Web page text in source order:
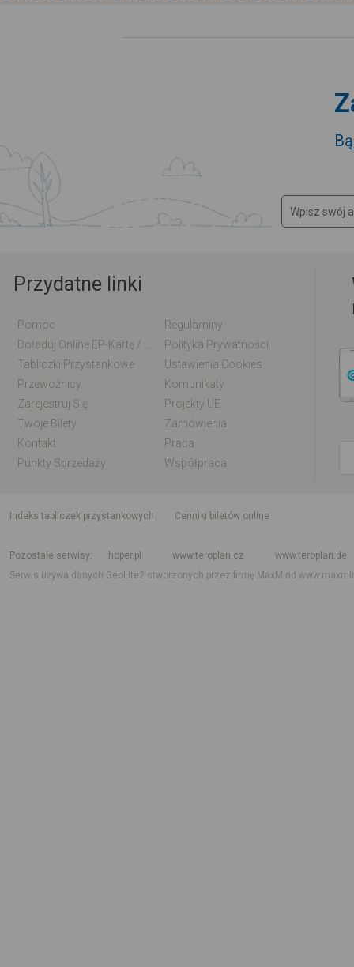
Przydatne linki
Pomoc
Regulaminy
Polityka Prywatności
Tabliczki Przystankowe
Ustawienia Cookies
Przewoźnicy
Komunikaty
Zarejestruj Się
Projekty UE
Twoje Bilety
Zamówienia
Kontakt
Praca
Punkty Sprzedaży
Współpraca
indeks tabliczek przystankowych
Cenniki biletów online
Pozostałe serwisy
hoper.pl www.teroplan.cz
www.teroplan.de
Serwis używa danych GeoLite2 stworzonych przez firmę MaxMind